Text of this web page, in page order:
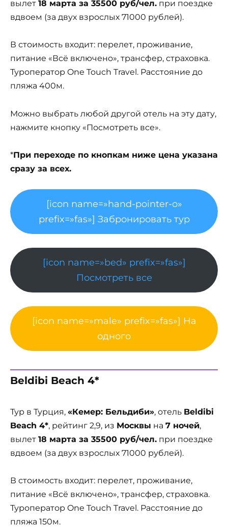
вылет 18 марта за 35500 руб/чел. при поездке
вдвоем (за двух взрослых 71000 рублей).
В стоимость входит: перелет, проживание,
питание «Всё включено», трансфер, страховка.
Туроператор One Touch Travel. Расстояние до
пляжа 400м.
Можно выбрать любой другой отель на эту дату,
нажмите кнопку «Посмотреть все».
*При переходе по кнопкам ниже цена указана
сразу за всех.
[icon name=»hand-pointer-o»
prefix=»fas»] Забронировать тур
[icon name=»bed» prefix=»fas»]
Посмотреть все
[icon name=»male» prefix=»fas»] На
одного
Beldibi Beach 4*
Тур в Турция, «Кемер: Бельдиби», отель Beldibi
Beach 4*, рейтинг 2,9, из Москвы на 7 ночей,
вылет 18 марта за 35500 руб/чел. при поездке
вдвоем (за двух взрослых 71000 рублей).
В стоимость входит: перелет, проживание,
питание «Всё включено», трансфер, страховка.
Туроператор One Touch Travel. Расстояние до
пляжа 150м.